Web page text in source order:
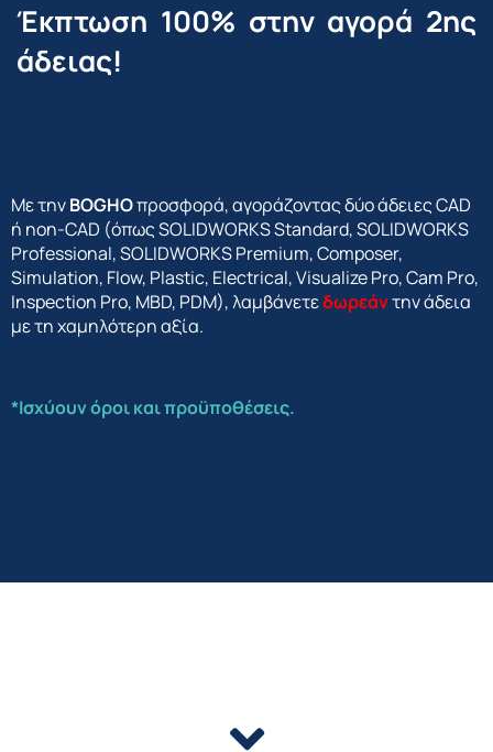
Έκπτωση 100% στην αγορά 2ης
άδειας!
Με τηνBOGHOπροσφορά, αγοράζοντας δύο άδειες CAD
ή non-CAD (όπως SOLIDWORKS Standard, SOLIDWORKS
Professional, SOLIDWORKS Premium, Composer,
Simulation, Flow, Plastic, Electrical, Visualize Pro, Cam Pro,
Inspection Pro, MBD, PDM), λαμβάνετεδωρεάντην άδεια
με τη χαμηλότερη αξία.
*Ισχύουν όροι και προϋποθέσεις.